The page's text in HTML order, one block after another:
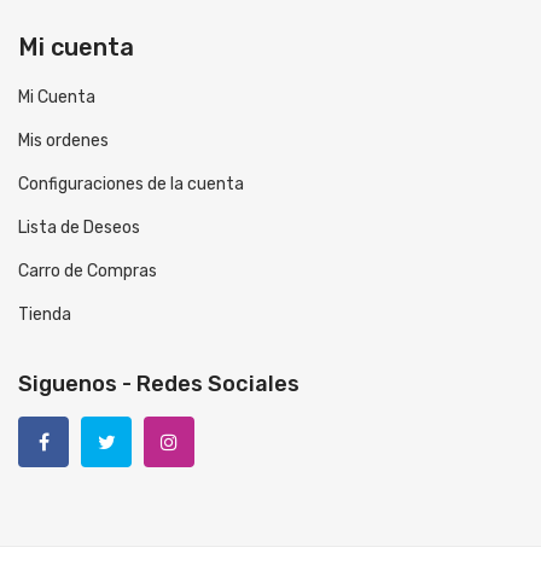
Mi cuenta
Mi Cuenta
Mis ordenes
Configuraciones de la cuenta
Lista de Deseos
Carro de Compras
Tienda
Siguenos - Redes Sociales